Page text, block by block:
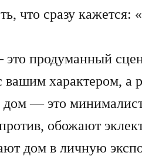
что сразу кажется:
продуманный
вашим характером, а
— это
обожают
дом в личную